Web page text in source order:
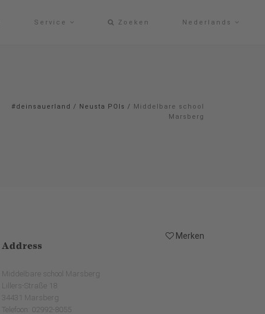
Service Zoeken Nederlands
#deinsauerland / Neusta POIs / Middelbare school
Marsberg
Merken
Address
Middelbare school Marsberg
Lillers-Straße 18
34431 Marsberg
Telefoon: 02992-8055